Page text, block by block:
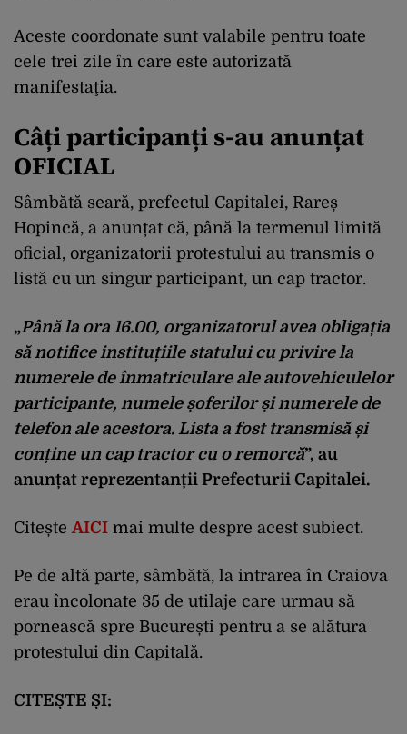
Aceste coordonate sunt valabile pentru toate
cele trei zile în care este autorizată
manifestaţia.
Câți participanți s-au anunțat
OFICIAL
Sâmbătă seară, prefectul Capitalei, Rareș
Hopincă, a anunțat că, până la termenul limită
oficial, organizatorii protestului au transmis o
listă cu un singur participant, un cap tractor.
„Până la ora 16.00, organizatorul avea obligația
să notifice instituțiile statului cu privire la
numerele de înmatriculare ale autovehiculelor
participante, numele șoferilor și numerele de
telefon ale acestora. Lista a fost transmisă și
conține un cap tractor cu o remorcă”, au
anunțat reprezentanții Prefecturii Capitalei.
CiteșteAICI mai multe despre acest subiect.
Pe de altă parte, sâmbătă, la intrarea în Craiova
erau încolonate 35 de utilaje care urmau să
pornească spre București pentru a se alătura
protestului din Capitală.
CITEȘTE ȘI: